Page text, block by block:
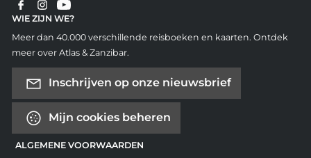
WIE ZIJN WE?
Meer dan 40.000 verschillende reisboeken en kaarten. Ontdek
meer over Atlas & Zanzibar.
Inschrijven op onze nieuwsbrief
Mijn cookies beheren
ALGEMENE VOORWAARDEN